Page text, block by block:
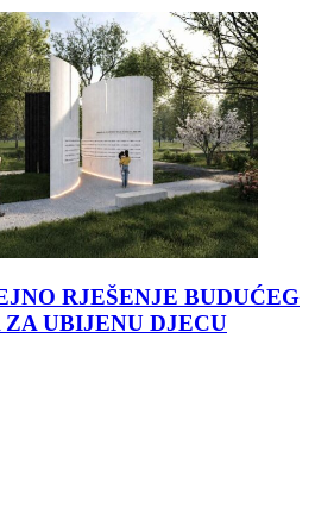
RJEŠENJE BUDUĆEG
UBIJENU DJECU